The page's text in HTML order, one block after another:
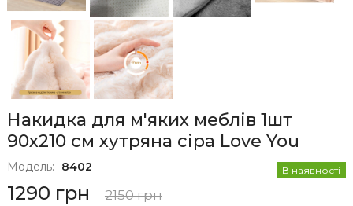
Накидка для м'яких меблів 1шт
90x210 см хутряна сіра Love You
Модель: 8402 В наявності
1290 грн 2150 грн